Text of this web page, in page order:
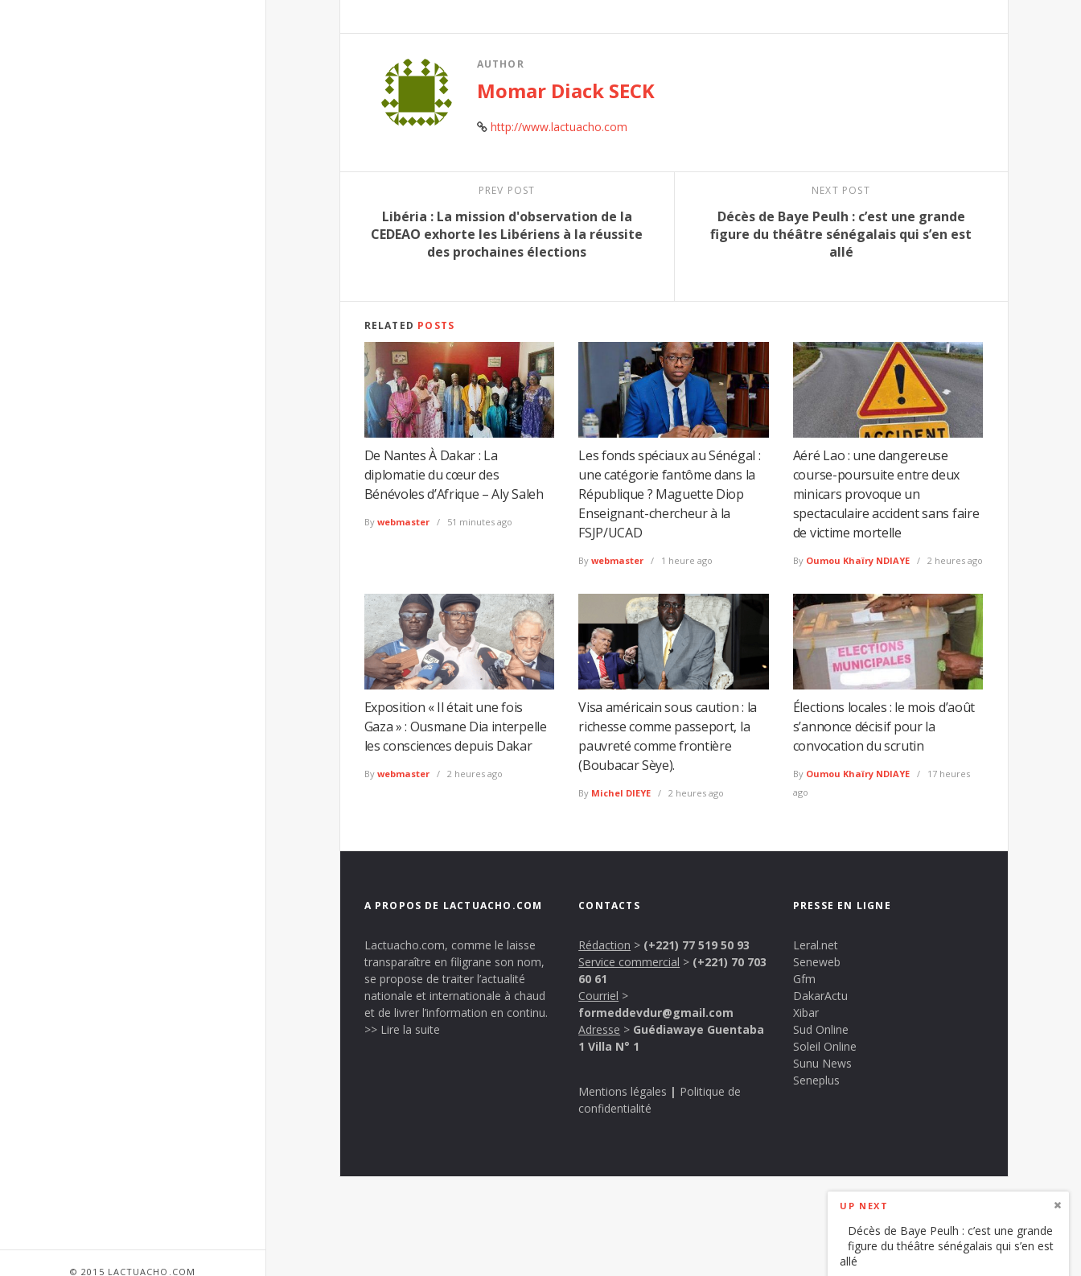
© 2015 LACTUACHO.COM
AUTHOR
Momar Diack SECK
http://www.lactuacho.com
UP NEXT
Décès de Baye Peulh : c’est une grande
figure du théâtre sénégalais qui s’en est
allé
PREV POST
Libéria : La mission d'observation de la
CEDEAO exhorte les Libériens à la réussite
des prochaines élections
NEXT POST
Décès de Baye Peulh : c’est une grande
figure du théâtre sénégalais qui s’en est
allé
RELATED POSTS
De Nantes À Dakar : La
diplomatie du cœur des
Bénévoles d’Afrique – Aly Saleh
By webmaster 51 minutes ago
Les fonds spéciaux au Sénégal :
une catégorie fantôme dans la
République ? Maguette Diop
Enseignant-chercheur à la
FSJP/UCAD
Bywebmaster 1 heure ago
Aéré Lao : une dangereuse
course-poursuite entre deux
minicars provoque un
spectaculaire accident sans faire
de victime mortelle
By Oumou Khaïry NDIAYE 2 heures ago
Exposition « Il était une fois
Gaza » : Ousmane Dia interpelle
les consciences depuis Dakar
By webmaster 2 heures ago
Visa américain sous caution : la
richesse comme passeport, la
pauvreté comme frontière
(Boubacar Sèye).
By Michel DIEYE 2 heures ago
Élections locales : le mois d’août
s’annonce décisif pour la
convocation du scrutin
By Oumou Khaïry NDIAYE
17 heures
ago
A PROPOS DE LACTUACHO.COM
Lactuacho.com, comme le laisse
transparaître en filigrane son nom,
se propose de traiter l’actualité
nationale et internationale à chaud
et de livrer l’information en continu.
>> Lire la suite
CONTACTS
Rédaction > (+221) 77 519 50 93
Service commercial > (+221) 70 703
60 61
Courriel >
formeddevdur@gmail.com
Adresse > Guédiawaye Guentaba
1 Villa N° 1
Mentions légales | Politique de
confidentialité
PRESSE EN LIGNE
Leral.net
Seneweb
Gfm
DakarActu
Xibar
Sud Online
Soleil Online
Sunu News
Seneplus